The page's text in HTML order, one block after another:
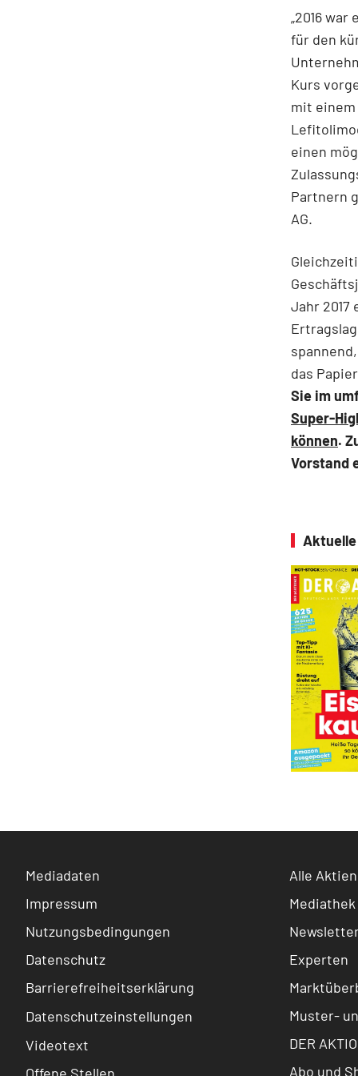
„2016
für den
Kurs
mit
einen
Partnern
AG.
Jahr
das
Sie im
Super-
können.
Vorstand
Mediadaten
Impressum
Nutzungsbedingungen
Datenschutz
Barrierefreiheitserklärung
Datenschutzeinstellungen
Videotext
Alle Aktien
Mediathek
Experten
Muster-
DER
Abo und